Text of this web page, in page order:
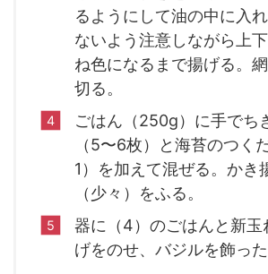
るようにして油の中に入
ないよう注意しながら上
ね色になるまで揚げる。
切る。
ごはん（250g）に手でち
（5〜6枚）と海苔のつく
1）を加えて混ぜる。かき
（少々）をふる。
器に（4）のごはんと新玉
げをのせ、バジルを飾った